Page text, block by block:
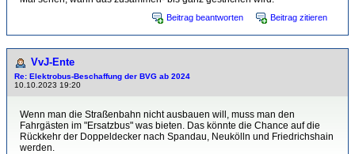
Beitrag beantworten Beitrag zitieren
VvJ-Ente
Re: Elektrobus-Beschaffung der BVG ab 2024
10.10.2023 19:20
Wenn man die Straßenbahn nicht ausbauen will, muss man den
Fahrgästen im "Ersatzbus" was bieten. Das könnte die Chance auf die
Rückkehr der Doppeldecker nach Spandau, Neukölln und Friedrichshain
werden.